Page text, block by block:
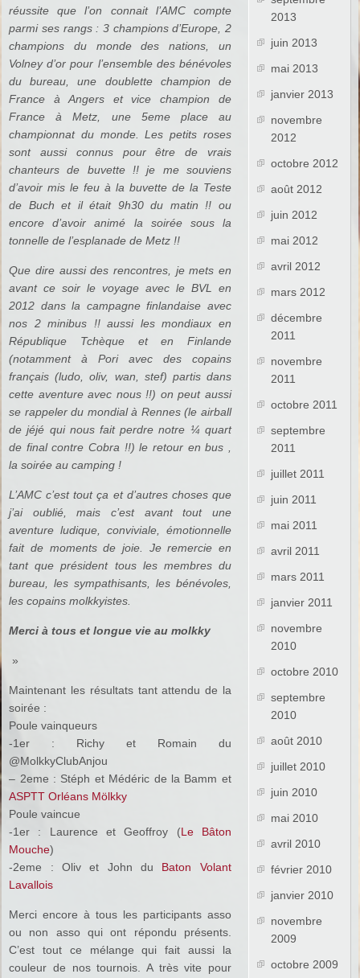
réussite que l’on connait l’AMC compte
parmi ses rangs : 3 champions d’Europe, 2
champions du monde des nations, un
Volney d’or pour l’ensemble des bénévoles
du bureau, une doublette champion de
France à Angers et vice champion de
France à Metz, une 5eme place au
championnat du monde. Les petits roses
sont aussi connus pour être de vrais
chanteurs de buvette !! je me souviens
d’avoir mis le feu à la buvette de la Teste
de Buch et il était 9h30 du matin !! ou
encore d’avoir animé la soirée sous la
tonnelle de l’esplanade de Metz !!
Que dire aussi des rencontres, je mets en
avant ce soir le voyage avec le BVL en
2012 dans la campagne finlandaise avec
nos 2 minibus !! aussi les mondiaux en
République Tchèque et en Finlande
(notamment à Pori avec des copains
français (ludo, oliv, wan, stef) partis dans
cette aventure avec nous !!) on peut aussi
se rappeler du mondial à Rennes (le airball
de jéjé qui nous fait perdre notre ¼ quart
de final contre Cobra !!) le retour en bus ,
la soirée au camping !
L’AMC c’est tout ça et d’autres choses que
j’ai oublié, mais c’est avant tout une
aventure ludique, conviviale, émotionnelle
fait de moments de joie. Je remercie en
tant que président tous les membres du
bureau, les sympathisants, les bénévoles,
les copains molkkyistes.
Merci à tous et longue vie au molkky
»
Maintenant les résultats tant attendu de la
soirée :
Poule vainqueurs
-1er : Richy et Romain du
@MolkkyClubAnjou
– 2eme : Stéph et Médéric de la Bamm et
ASPTT Orléans Mölkky
Poule vaincue
-1er : Laurence et Geoffroy (Le Bâton
Mouche)
-2eme : Oliv et John du Baton Volant
Lavallois
Merci encore à tous les participants asso
ou non asso qui ont répondu présents.
C’est tout ce mélange qui fait aussi la
couleur de nos tournois. A très vite pour
2013
juin 2013
mai 2013
janvier 2013
novembre
2012
octobre 2012
août 2012
juin 2012
mai 2012
avril 2012
mars 2012
décembre
2011
novembre
2011
octobre 2011
septembre
2011
juillet 2011
juin 2011
mai 2011
avril 2011
mars 2011
janvier 2011
novembre
2010
octobre 2010
septembre
2010
août 2010
juillet 2010
juin 2010
mai 2010
avril 2010
février 2010
janvier 2010
novembre
2009
octobre 2009